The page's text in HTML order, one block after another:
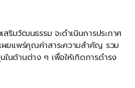
ฒนธรรม จะดำเนินการประกาศ
ผยแพร่คุณค่าสาระความสำคัญ รวม
ในด้านต่าง ๆ เพื่อให้เกิดการดำรง